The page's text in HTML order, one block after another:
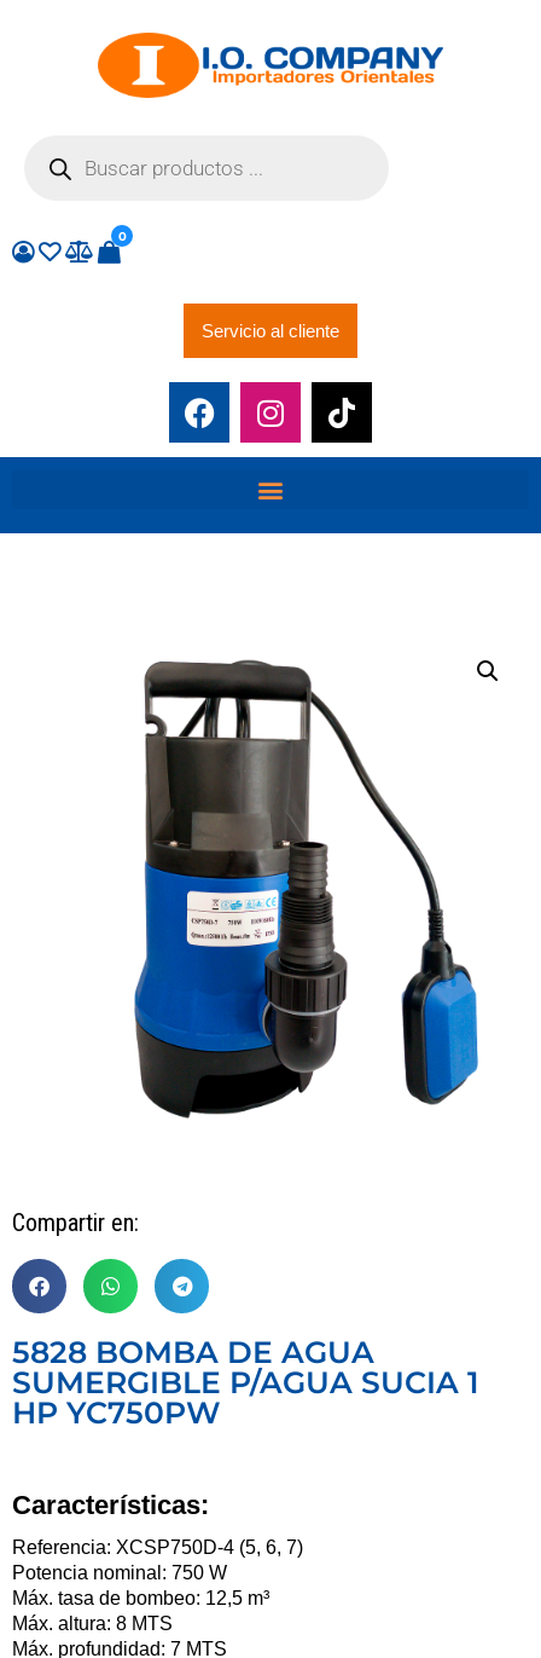
0
Servicio al cliente
Compartir en:
5828 BOMBA DE AGUA
SUMERGIBLE P/AGUA SUCIA 1
HP YC750PW
Características:
Referencia: XCSP750D-4 (5, 6, 7)
Potencia nominal: 750 W
Máx. tasa de bombeo: 12,5 m³
Máx. altura: 8 MTS
Máx. profundidad: 7 MTS